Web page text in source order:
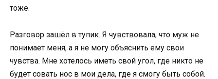
тоже.
Разговор зашёл в тупик. Я чувствовала, что муж не
понимает меня, а я не могу объяснить ему свои
чувства. Мне хотелось иметь свой угол, где никто не
будет совать нос в мои дела, где я смогу быть собой.